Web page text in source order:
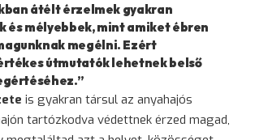
átélt érzelmek gyakran
és mélyebbek, mint amiket ébren
megélni. Ezért
útmutatók lehetnek belső
is gyakran társul az anyahajós
tartózkodva védettnek érzed magad,